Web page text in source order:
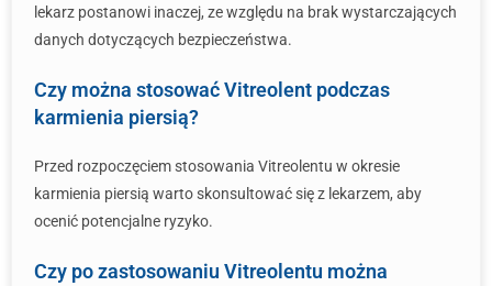
lekarz postanowi inaczej, ze względu na brak wystarczających
danych dotyczących bezpieczeństwa.
Czy można stosować Vitreolent podczas
karmienia piersią?
Przed rozpoczęciem stosowania Vitreolentu w okresie
karmienia piersią warto skonsultować się z lekarzem, aby
ocenić potencjalne ryzyko.
Czy po zastosowaniu Vitreolentu można